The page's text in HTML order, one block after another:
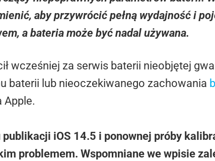
aby przywrócić pełną wydajność i
a bateria może być nadal używana.
wcześniej za serwis baterii nieobjętej
baterii lub nieoczekiwanego zachowania
Apple.
publikacji iOS 14.5 i ponownej próby
problemem. Wspomniane we wpisie